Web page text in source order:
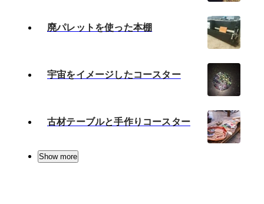
廃パレットを使った本棚
宇宙をイメージしたコースター
古材テーブルと手作りコースター
Show more